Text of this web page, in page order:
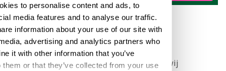
to personalise content and ads, to
media features and to analyse our traffic.
information about your use of our site with
advertising and analytics partners who
it with other information that you’ve
them or that they’ve collected from your use
1
Stel nu een zoekopdracht in en wij